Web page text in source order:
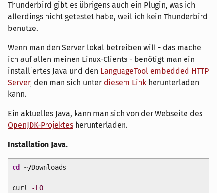
Thunderbird gibt es übrigens auch ein Plugin, was ich
allerdings nicht getestet habe, weil ich kein Thunderbird
benutze.
Wenn man den Server lokal betreiben will - das mache
ich auf allen meinen Linux-Clients - benötigt man ein
installiertes Java und den LanguageTool embedded HTTP
Server, den man sich unter diesem Link herunterladen
kann.
Ein aktuelles Java, kann man sich von der Webseite des
OpenJDK-Projektes herunterladen.
Installation Java.
cd ~/Downloads
curl
-LO